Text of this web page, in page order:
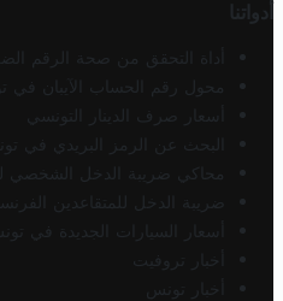
أدواتنا
أداة التحقق من صحة الرقم
محول رقم الحساب الآيبان في
أسعار صرف الدينار التونسي
البحث عن الرمز البريدي في
محاكي ضريبة الدخل الشخصي
ضريبة الدخل للمتقاعدين
أسعار السيارات الجديدة في
أخبار تروفيت
أخبار تونس